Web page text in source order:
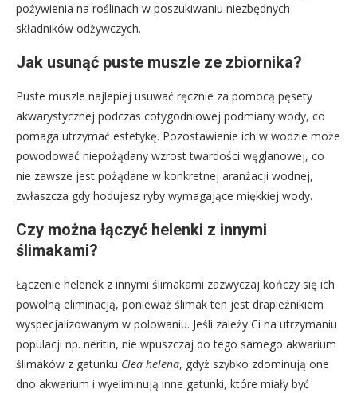
pożywienia na roślinach w poszukiwaniu niezbędnych
składników odżywczych.
Jak usunąć puste muszle ze zbiornika?
Puste muszle najlepiej usuwać ręcznie za pomocą pęsety
akwarystycznej podczas cotygodniowej podmiany wody, co
pomaga utrzymać estetykę. Pozostawienie ich w wodzie może
powodować niepożądany wzrost twardości węglanowej, co
nie zawsze jest pożądane w konkretnej aranżacji wodnej,
zwłaszcza gdy hodujesz ryby wymagające miękkiej wody.
Czy można łączyć helenki z innymi
ślimakami?
Łączenie helenek z innymi ślimakami zazwyczaj kończy się ich
powolną eliminacją, ponieważ ślimak ten jest drapieżnikiem
wyspecjalizowanym w polowaniu. Jeśli zależy Ci na utrzymaniu
populacji np. neritin, nie wpuszczaj do tego samego akwarium
ślimaków z gatunku Clea helena, gdyż szybko zdominują one
dno akwarium i wyeliminują inne gatunki, które miały być